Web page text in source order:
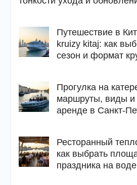
Путешествие в
kruizy kitaj: как
сезон и формат
Прогулка на
маршруты, виды и
аренде в Санкт-
Ресторанный
как выбрать
праздника на воде